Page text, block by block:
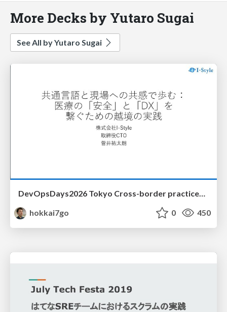
More Decks by Yutaro Sugai
See All by Yutaro Sugai
DevOpsDays2026 Tokyo Cross-border practices to connect "safety" and "DX" in healthcare
hokkai7go
0 450